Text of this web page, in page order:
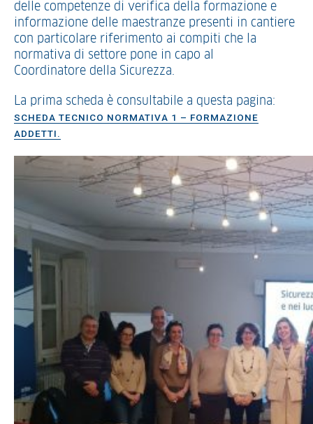
delle competenze di verifica della formazione e
informazione delle maestranze presenti in cantiere
con particolare riferimento ai compiti che la
normativa di settore pone in capo al
Coordinatore della Sicurezza.
La prima scheda è consultabile a questa pagina:
SCHEDA TECNICO NORMATIVA 1 – FORMAZIONE
ADDETTI.